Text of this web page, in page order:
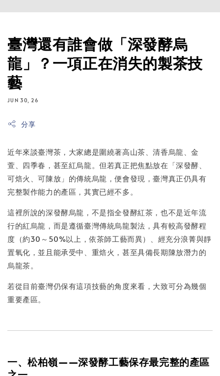
臺灣還有誰會做「深發酵烏
龍」？一項正在消失的製茶技
藝
JUN 30, 26
分享
近年來談臺灣茶，大家總是圍繞著高山茶、清香烏龍、金
萱、四季春，甚至紅烏龍。但若真正把焦點放在「深發酵、
可焙火、可陳放」的傳統烏龍，便會發現，臺灣真正仍具有
完整製作能力的產區，其實已經不多。
這裡所說的深發酵烏龍，不是指全發酵紅茶，也不是近年流
行的紅烏龍，而是遵循臺灣傳統烏龍製法，具有較高發酵程
度（約30～50%以上，依茶師工藝而異）、經充分浪菁與靜
置氧化，並且能承受中、重焙火，甚至具備長期陳放潛力的
烏龍茶。
若從目前臺灣仍保有這項技藝的角度來看，大致可分為幾個
重要產區。
一、松柏嶺——深發酵工藝保存最完整的產區